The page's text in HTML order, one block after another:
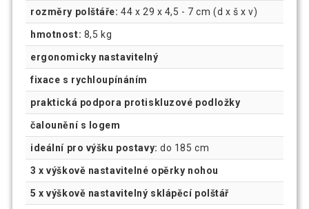
rozměry polštáře: 44 x 29 x 4,5 - 7 cm (d x š x v)
hmotnost: 8,5 kg
ergonomicky nastavitelný
fixace s rychloupínáním
praktická podpora protiskluzové podložky
čalounění s logem
ideální pro výšku postavy: do 185 cm
3 x výškově nastavitelné opěrky nohou
5 x výškově nastavitelný sklápěcí polštář